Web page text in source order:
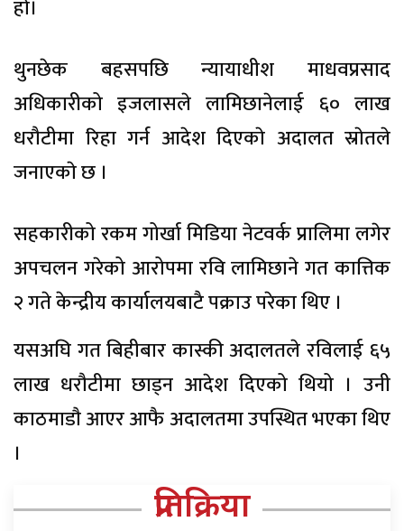
हाे।
थुनछेक बहसपछि न्यायाधीश माधवप्रसाद
अधिकारीको इजलासले लामिछानेलाई ६० लाख
धरौटीमा रिहा गर्न आदेश दिएकाे अदालत स्राेतले
जनाएकाे छ ।
सहकारीको रकम गोर्खा मिडिया नेटवर्क प्रालिमा लगेर
अपचलन गरेको आरोपमा रवि लामिछाने गत कात्तिक
२ गते केन्द्रीय कार्यालयबाटै पक्राउ परेका थिए ।
यसअघि गत बिहीबार कास्की अदालतले रविलाई ६५
लाख धरौटीमा छाड्न आदेश दिएको थियो । उनी
काठमाडाै आएर आफै अदालतमा उपस्थित भएका थिए
।
प्रतिक्रिया